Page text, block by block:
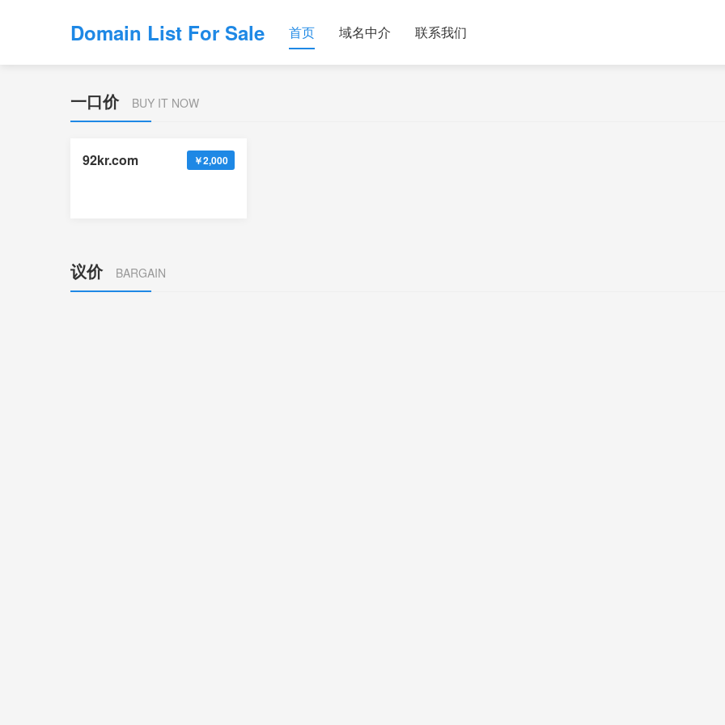
Domain List For Sale 首页 域名中介 联系我们
一口价 BUY IT NOW
92kr.com ￥2,000
议价 BARGAIN